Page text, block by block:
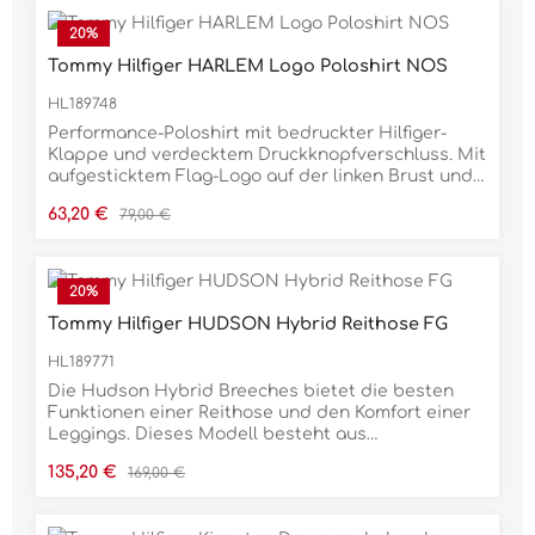
Tommy Hilfiger Equestrian-Logoaufdruck auf der
Brust und kleinem Flaggenlogo auf dem Ärmel.
Das Global Stripe-Band an der Rückenpasse
20%
Tommy Hilfiger HARLEM Logo Poloshirt NOS
HL189748
Performance-Poloshirt mit bedruckter Hilfiger-
Klappe und verdecktem Druckknopfverschluss. Mit
aufgesticktem Flag-Logo auf der linken Brust und
Material.84 % Polyester, 16 % Elastan
Verkaufspreis:
63,20 € Regulärer Preis:
79,00 €
20%
Tommy Hilfiger HUDSON Hybrid Reithose FG
HL189771
Die Hudson Hybrid Breeches bietet die besten
Funktionen einer Reithose und den Komfort einer
Leggings. Dieses Modell besteht aus
Reißverschluss vorne, aber mit bequemem,
Verkaufspreis:
135,20 € Regulärer Preis:
169,00 €